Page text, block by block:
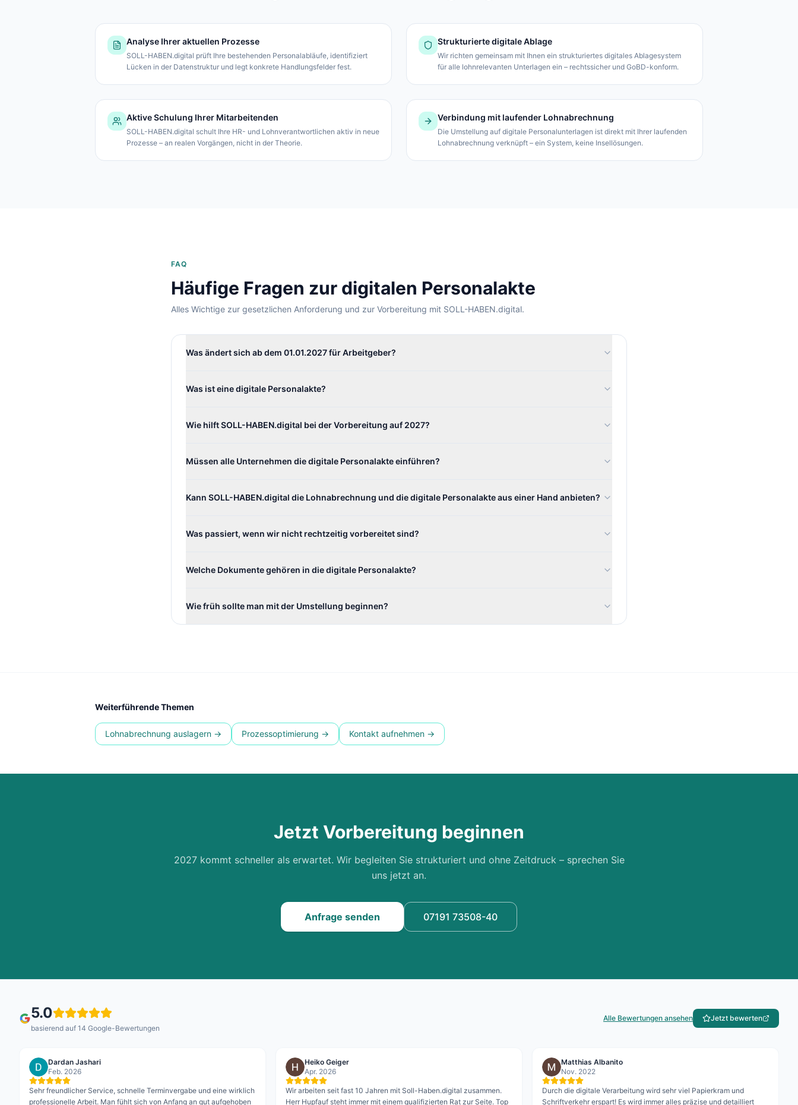
Analyse Ihrer aktuellen Prozesse
SOLL-HABEN.digital prüft Ihre bestehenden Personalabläufe, identifiziert
Lücken in der Datenstruktur und legt konkrete Handlungsfelder fest.
Strukturierte digitale Ablage
Wir richten gemeinsam mit Ihnen ein strukturiertes digitales Ablagesystem
für alle lohnrelevanten Unterlagen ein – rechtssicher und GoBD-konform.
Aktive Schulung Ihrer Mitarbeitenden
SOLL-HABEN.digital schult Ihre HR- und Lohnverantwortlichen aktiv in neue
Prozesse – an realen Vorgängen, nicht in der Theorie.
Verbindung mit laufender Lohnabrechnung
Die Umstellung auf digitale Personalunterlagen ist direkt mit Ihrer laufenden
Lohnabrechnung verknüpft – ein System, keine Insellösungen.
FAQ
Häufige Fragen zur digitalen Personalakte
Alles Wichtige zur gesetzlichen Anforderung und zur Vorbereitung mit SOLL-HABEN.digital.
Was ändert sich ab dem 01.01.2027 für Arbeitgeber?
Was ist eine digitale Personalakte?
Wie hilft SOLL-HABEN.digital bei der Vorbereitung auf 2027?
Müssen alle Unternehmen die digitale Personalakte einführen?
Kann SOLL-HABEN.digital die Lohnabrechnung und die digitale Personalakte aus einer Hand anbieten?
Was passiert, wenn wir nicht rechtzeitig vorbereitet sind?
Welche Dokumente gehören in die digitale Personalakte?
Wie früh sollte man mit der Umstellung beginnen?
Weiterführende Themen
Lohnabrechnung auslagern → Prozessoptimierung → Kontakt aufnehmen →
Jetzt Vorbereitung beginnen
2027 kommt schneller als erwartet. Wir begleiten Sie strukturiert und ohne Zeitdruck – sprechen Sie
uns jetzt an.
Anfrage senden 07191 73508-40
5.0
basierend auf 14 Google-Bewertungen
Alle Bewertungen ansehen Jetzt bewerten
Dardan Jashari
Feb. 2026
Sehr freundlicher Service, schnelle Terminvergabe und eine wirklich
professionelle Arbeit. Man fühlt sich von Anfang an gut aufgehoben
Heiko Geiger
Apr. 2026
Wir arbeiten seit fast 10 Jahren mit Soll-Haben.digital zusammen.
Herr Hupfauf steht immer mit einem qualifizierten Rat zur Seite. Top
Matthias Albanito
Nov. 2022
Durch die digitale Verarbeitung wird sehr viel Papierkram und
Schriftverkehr erspart! Es wird immer alles präzise und detailliert